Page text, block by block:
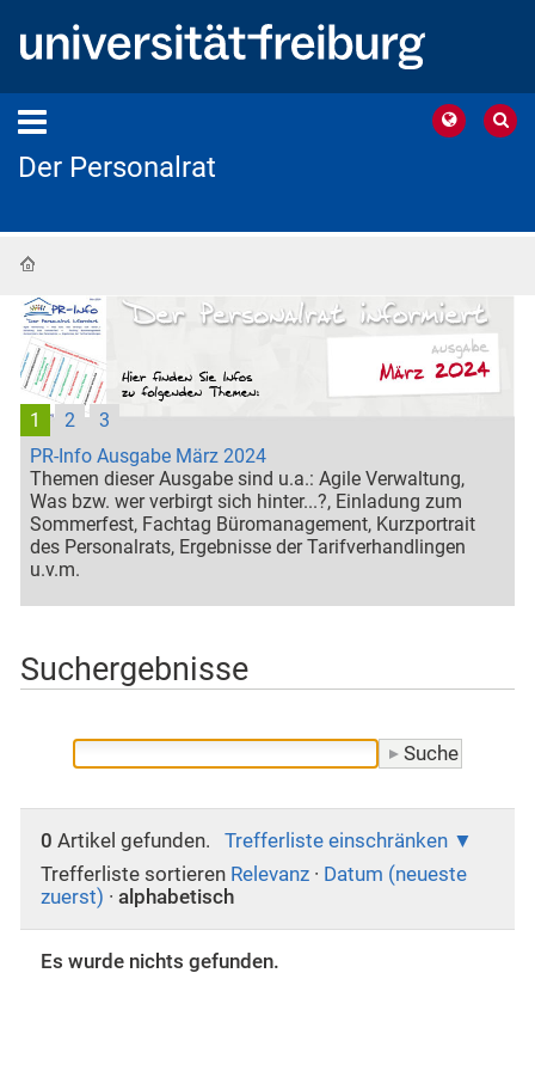
Der Personalrat
PR-Info Ausgabe März 2024
Themen dieser Ausgabe sind u.a.: Agile Verwaltung,
Was bzw. wer verbirgt sich hinter...?, Einladung zum
Sommerfest, Fachtag Büromanagement, Kurzportrait
des Personalrats, Ergebnisse der Tarifverhandlingen
u.v.m.
1 2 3
Suchergebnisse
0 Artikel gefunden.
Trefferliste einschränken
Trefferliste sortieren Relevanz · Datum (neueste
zuerst) · alphabetisch
Es wurde nichts gefunden.